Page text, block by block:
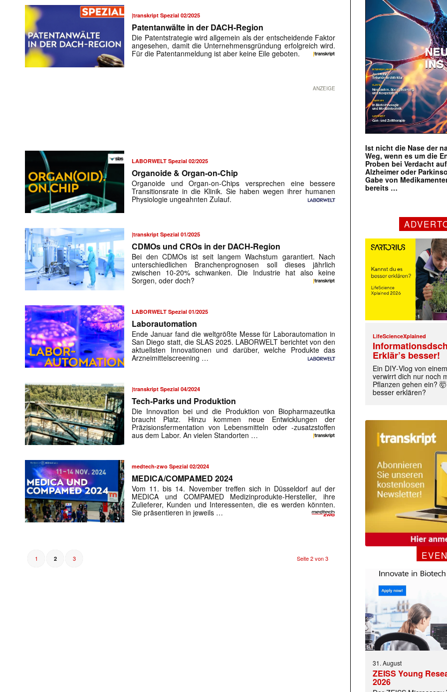
|transkript Spezial 02/2025
Patentanwälte in der DACH-Region
Die Patentstrategie wird allgemein als der entscheidende Faktor
angesehen, damit die Unternehmensgründung erfolgreich wird.
Für die Patentanmeldung ist aber keine Eile geboten.
ANZEIGE
LABORWELT Spezial 02/2025
Organoide & Organ-on-Chip
Organoide und Organ-on-Chips versprechen eine bessere
Transitionsrate in die Klinik. Sie haben wegen ihrer humanen
Physiologie ungeahnten Zulauf.
|transkript Spezial 01/2025
CDMOs und CROs in der DACH-Region
Bei den CDMOs ist seit langem Wachstum garantiert. Nach
unterschiedlichen Branchenprognosen soll dieses jährlich
zwischen 10-20% schwanken. Die Industrie hat also keine
Sorgen, oder doch?
LABORWELT Spezial 01/2025
Laborautomation
Ende Januar fand die weltgrößte Messe für Laborautomation in
San Diego statt, die SLAS 2025. LABORWELT berichtet von den
aktuellsten Innovationen und darüber, welche Produkte das
Arzneimittelscreening …
|transkript Spezial 04/2024
Tech-Parks und Produktion
Die Innovation bei und die Produktion von Biopharmazeutika
braucht Platz. Hinzu kommen neue Entwicklungen der
Präzisionsfermentation von Lebensmitteln oder -zusatzstoffen
aus dem Labor. An vielen Standorten …
medtech-zwo Spezial 02/2024
MEDICA/COMPAMED 2024
Vom 11. bis 14. November treffen sich in Düsseldorf auf der
MEDICA und COMPAMED Medizinprodukte-Hersteller, ihre
Zulieferer, Kunden und Interessenten, die es werden könnten.
Sie präsentieren in jeweils …
Seite 2 von 3
1 2 3
Ist nicht die Nase der
Weg, wenn es um die
Proben bei Verdacht
Alzheimer oder
Gabe von
bereits …
LifeScienceXplained
Erklär’s besser!
Ein DIY‑Vlog von
verwirrt dich nur noch
Pflanzen gehen ein?
besser erklären?
31. August
ZEISS Young
2026